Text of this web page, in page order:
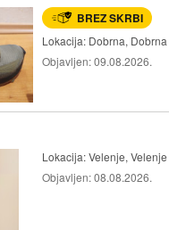
BREZ SKRBI
Lokacija: Dobrna, Dobrna
Objavljen:09.08.2026.
Lokacija:Velenje, Velenje
Objavljen:08.08.2026.